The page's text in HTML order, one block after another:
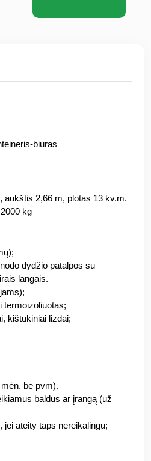
biuras
aukštis 2,66 m, plotas 13 kv.m.
kg
dydžio patalpos su
langais.
termoizoliuotas;
kištukiniai lizdai;
be pvm).
baldus ar įrangą (už
jei ateity taps nereikalingu;